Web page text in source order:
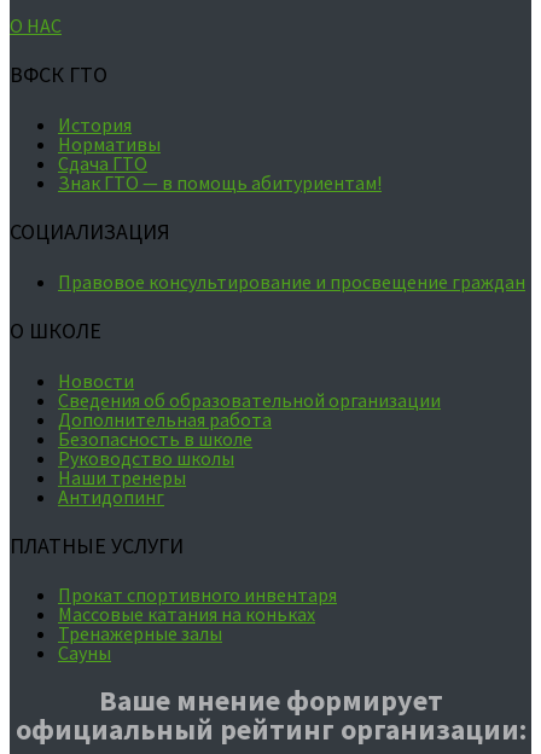
О НАС
ВФСК ГТО
История
Нормативы
Сдача ГТО
Знак ГТО — в помощь абитуриентам!
СОЦИАЛИЗАЦИЯ
Правовое консультирование и просвещение граждан
О ШКОЛЕ
Новости
Сведения об образовательной организации
Дополнительная работа
Безопасность в школе
Руководство школы
Наши тренеры
Антидопинг
ПЛАТНЫЕ УСЛУГИ
Прокат спортивного инвентаря
Массовые катания на коньках
Тренажерные залы
Сауны
Ваше мнение формирует
официальный рейтинг организации: